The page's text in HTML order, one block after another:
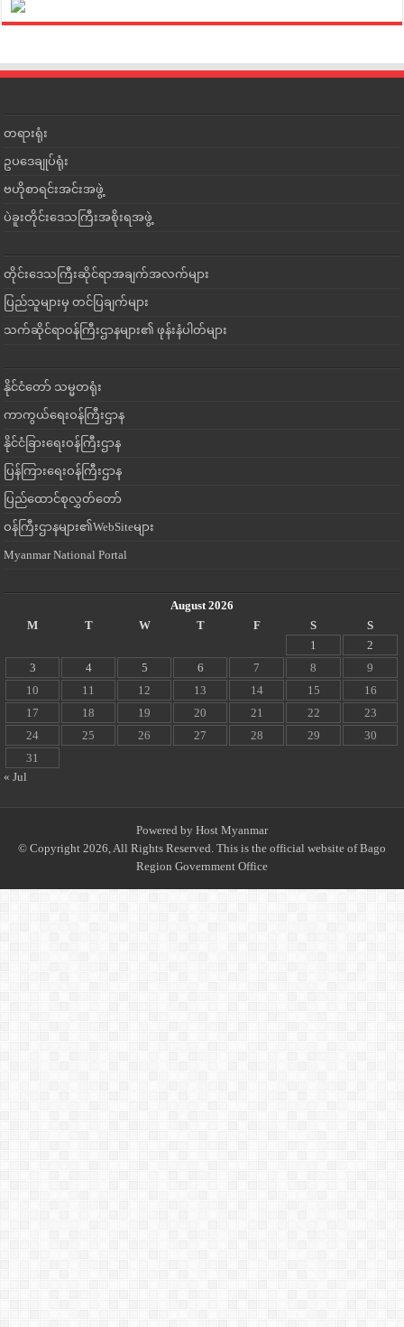
တရားရုံး
ဥပဒေချုပ်ရုံး
ဗဟိုစာရင်းအင်းအဖွဲ့
ပဲခူးတိုင်းဒေသကြီးအစိုးရအဖွဲ့
တိုင်းဒေသကြီးဆိုင်ရာအချက်အလက်များ
ပြည်သူများမှ တင်ပြချက်များ
သက်ဆိုင်ရာဝန်ကြီးဌာနများ၏ ဖုန်းနံပါတ်များ
နိုင်ငံတော် သမ္မတရုံး
ကာကွယ်ရေးဝန်ကြီးဌာန
နိုင်ငံခြားရေးဝန်ကြီးဌာန
ပြန်ကြားရေးဝန်ကြီးဌာန
ပြည်ထောင်စုလွှတ်တော်
ဝန်ကြီးဌာနများ၏WebSiteများ
Myanmar National Portal
August 2026
M
T W T F S
S
1
2
3
4 5 6 7 8
9
10
11 12 13 14 15
16
17
18 19 20 21 22
23
24
25 26 27 28 29
30
31
« Jul
Powered by Host Myanmar
© Copyright 2026, All Rights Reserved. This is the official website of Bago
Region Government Office